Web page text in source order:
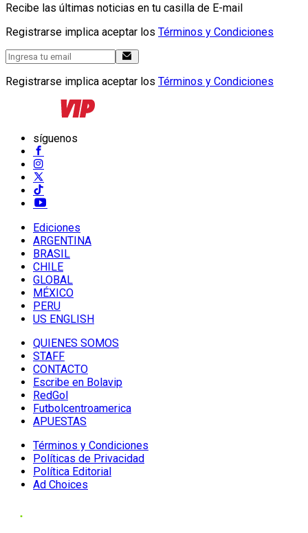
Recibe las últimas noticias en tu casilla de E-mail
Registrarse implica aceptar los Términos y Condiciones
Registrarse implica aceptar los Términos y Condiciones
síguenos
Ediciones
ARGENTINA
BRASIL
CHILE
GLOBAL
MÉXICO
PERU
US ENGLISH
QUIENES SOMOS
STAFF
CONTACTO
Escribe en Bolavip
RedGol
Futbolcentroamerica
APUESTAS
Términos y Condiciones
Políticas de Privacidad
Política Editorial
Ad Choices